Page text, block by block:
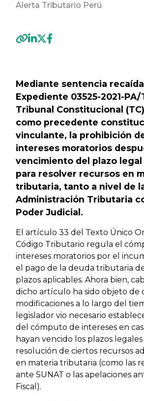
Alerta Tributario Perú
Mediante sentencia
Expediente 03525-2021-PA/
Tribunal Constitucional
como precedente
vinculante, la prohibición
intereses moratorios
vencimiento del plazo
para resolver recursos en
tributaria, tanto a nivel de
Administración Tributaria
Poder Judicial.
El artículo 33 del Texto Único
Código Tributario regula el
intereses moratorios por el
el pago de la deuda tributaria
plazos aplicables. Ahora bien,
dicho artículo ha sido objeto de
modificaciones a lo largo del
legislador vio necesario
del cómputo de intereses en
hayan vencido los plazos legales
resolución de ciertos recursos
en materia tributaria (como las
ante SUNAT o las apelaciones
Fiscal).